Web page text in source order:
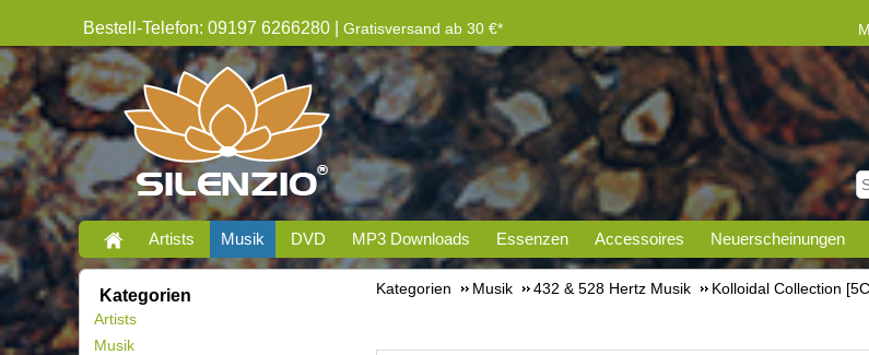
Bestell-Telefon: 09197 6266280 | Gratisversand ab 30 €*
Artists Musik DVD MP3 Downloads Essenzen Accessoires Neuerscheinungen
Kategorien
Artists
Musik
Kategorien Musik 432 & 528 Hertz Musik
Kolloidal Collection